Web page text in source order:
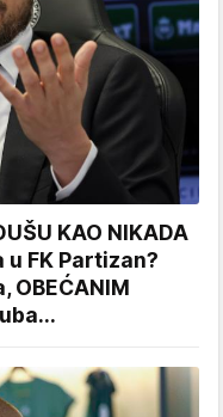
KAO NIKADA
u FK Partizan?
OBEĆANIM